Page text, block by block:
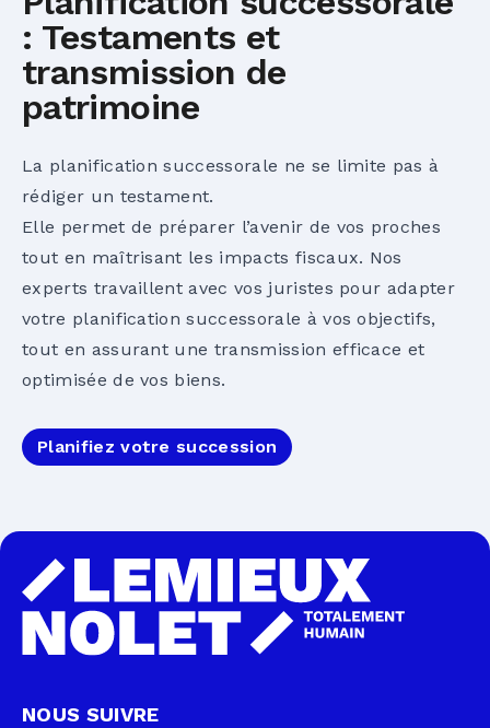
: Testaments et
transmission de
patrimoine
La planification successorale ne se limite pas à
rédiger un testament.
Elle permet de préparer l’avenir de vos proches
tout en maîtrisant les impacts fiscaux. Nos
experts travaillent avec vos juristes pour adapter
votre planification successorale à vos objectifs,
tout en assurant une transmission efficace et
optimisée de vos biens.
Planifiez votre succession
NOUS SUIVRE